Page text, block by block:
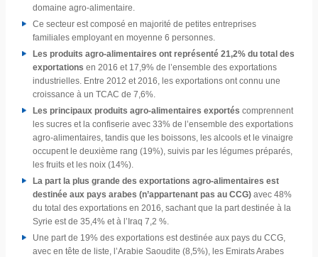
domaine agro-alimentaire.
Ce secteur est composé en majorité de petites entreprises
familiales employant en moyenne 6 personnes.
Les produits agro-alimentaires ont représenté 21,2% du total des
exportations en 2016 et 17,9% de l’ensemble des exportations
industrielles. Entre 2012 et 2016, les exportations ont connu une
croissance à un TCAC de 7,6%.
Les principaux produits agro-alimentaires exportés comprennent
les sucres et la confiserie avec 33% de l’ensemble des exportations
agro-alimentaires, tandis que les boissons, les alcools et le vinaigre
occupent le deuxième rang (19%), suivis par les légumes préparés,
les fruits et les noix (14%).
La part la plus grande des exportations agro-alimentaires est
destinée aux pays arabes (n’appartenant pas au CCG) avec 48%
du total des exportations en 2016, sachant que la part destinée à la
Syrie est de 35,4% et à l’Iraq 7,2 %.
Une part de 19% des exportations est destinée aux pays du CCG,
avec en tête de liste, l’Arabie Saoudite (8,5%), les Emirats Arabes